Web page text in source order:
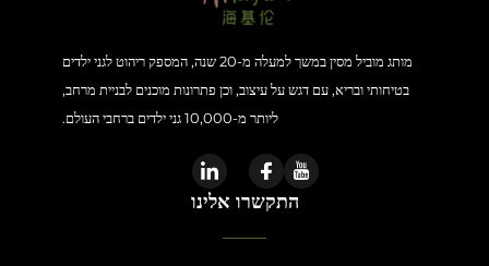
מותג מוביל מסין במשך למעלה מ-20 שנה, המספק ריהוט לגני ילדים
בטיחותי ובריא, עם דגש על עיצוב, וכן פתרונות מוכנים לבניית מרחב,
ליותר מ-10,000 גני ילדים ברחבי העולם.
התקשרו אלינו